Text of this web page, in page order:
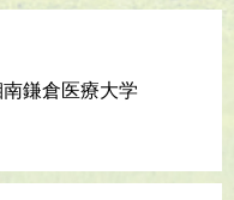
南鎌倉医療大学